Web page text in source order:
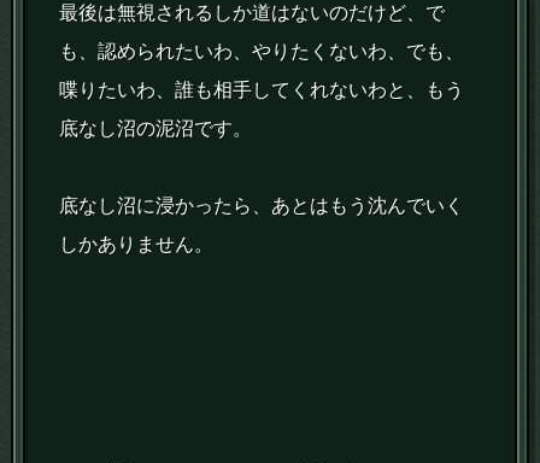
最後は無視されるしか道はないのだけど、で
も、認められたいわ、やりたくないわ、でも、
喋りたいわ、誰も相手してくれないわと、もう
底なし沼の泥沼です。
底なし沼に浸かったら、あとはもう沈んでいく
しかありません。